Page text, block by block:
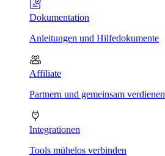
Dokumentation
Anleitungen und Hilfedokumente
Affiliate
Partnern und gemeinsam verdienen
Integrationen
Tools mühelos verbinden